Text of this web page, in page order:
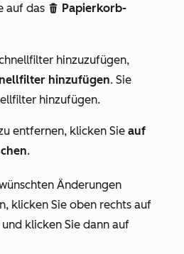
auf das delete Papierkorb-
hinzuzufügen,
hinzufügen. Sie
hinzufügen.
entfernen, klicken Sie auf
.
Änderungen
klicken Sie oben rechts auf
und klicken Sie dann auf